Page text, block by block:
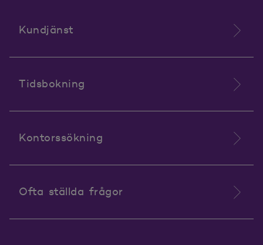
Kundjänst
Tidsbokning
Kontorssökning
Ofta ställda frågor